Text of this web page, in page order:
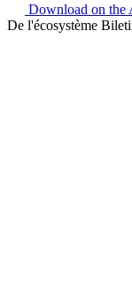
Download on the
De l'écosystème